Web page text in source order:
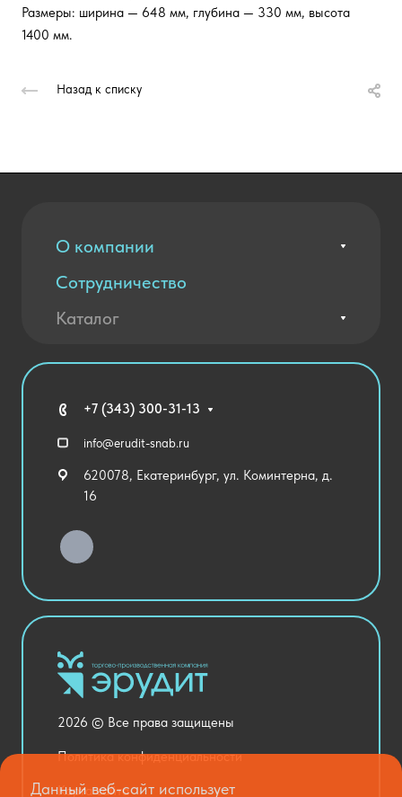
Размеры: ширина — 648 мм, глубина — 330 мм, высота
1400 мм.
Назад к списку
О компании
Вакансии
Контакты
Благодарственные письма
Сотрудничество
Оплата и доставка
Каталог
Технические средства обучения
Спортивный зал
Уличное оборудование
Хозяйственные Товары
Столовая и пищеблок
Оснащение кабинетов
Медицинский кабинет
Национальные проекты
+7 (343) 300-31-13
info@erudit-snab.ru
620078, Екатеринбург, ул. Коминтерна, д.
16
2026 © Все права защищены
Политика конфиденциальности
Карта сайта
Данный веб-сайт использует